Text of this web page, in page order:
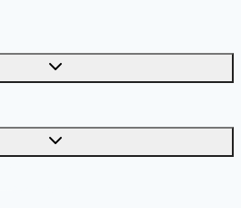
Toggle
Toggle